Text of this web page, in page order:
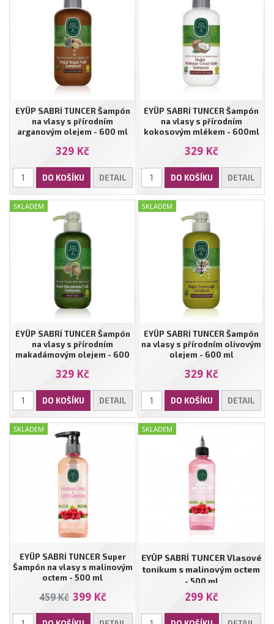
EYÜP SABRİ TUNCER Šampón
na vlasy s přírodním
arganovým olejem - 600 ml
329 Kč
DO KOŠÍKU DETAIL
EYÜP SABRİ TUNCER Šampón
na vlasy s přírodním
kokosovým mlékem - 600ml
329 Kč
DO KOŠÍKU DETAIL
EYÜP SABRİ TUNCER Šampón
na vlasy s přírodním
makadámovým olejem - 600
329 Kč
DO KOŠÍKU DETAIL
SKLADEM
EYÜP SABRİ TUNCER Šampón
na vlasy s přírodním olivovým
olejem - 600 ml
329 Kč
DO KOŠÍKU DETAIL
SKLADEM
EYÜP SABRİ TUNCER Super
Šampón na vlasy s malinovým
octem - 500 ml
459 Kč 399 Kč
SKLADEM
EYÜP SABRİ TUNCER Vlasové
tonikum s malinovým octem
- 500 ml
299 Kč
SKLADEM